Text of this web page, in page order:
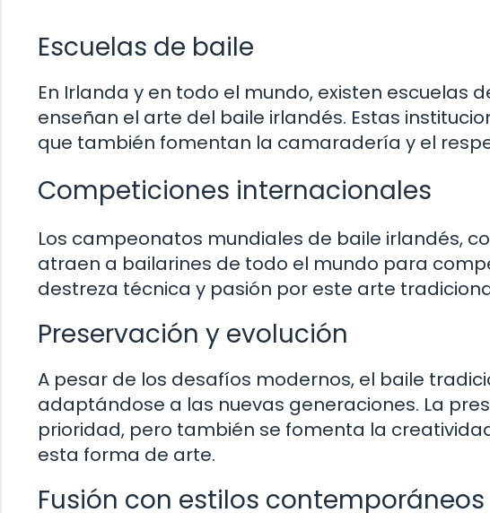
Escuelas de baile
En Irlanda y en todo el mundo, existen escuelas
enseñan el arte del baile irlandés. Estas
que también fomentan la camaradería y el
Competiciones internacionales
Los campeonatos mundiales de baile irlandés,
atraen a bailarines de todo el mundo para
destreza técnica y pasión por este arte
Preservación y evolución
A pesar de los desafíos modernos, el baile
adaptándose a las nuevas generaciones. La
prioridad, pero también se fomenta la
esta forma de arte.
Fusión con estilos contemporáneos